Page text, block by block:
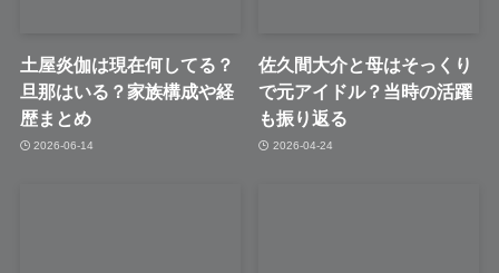
土屋炎伽は現在何してる？
旦那はいる？家族構成や経
歴まとめ
2026-06-14
佐久間大介と母はそっくり
で元アイドル？当時の活躍
も振り返る
2026-04-24